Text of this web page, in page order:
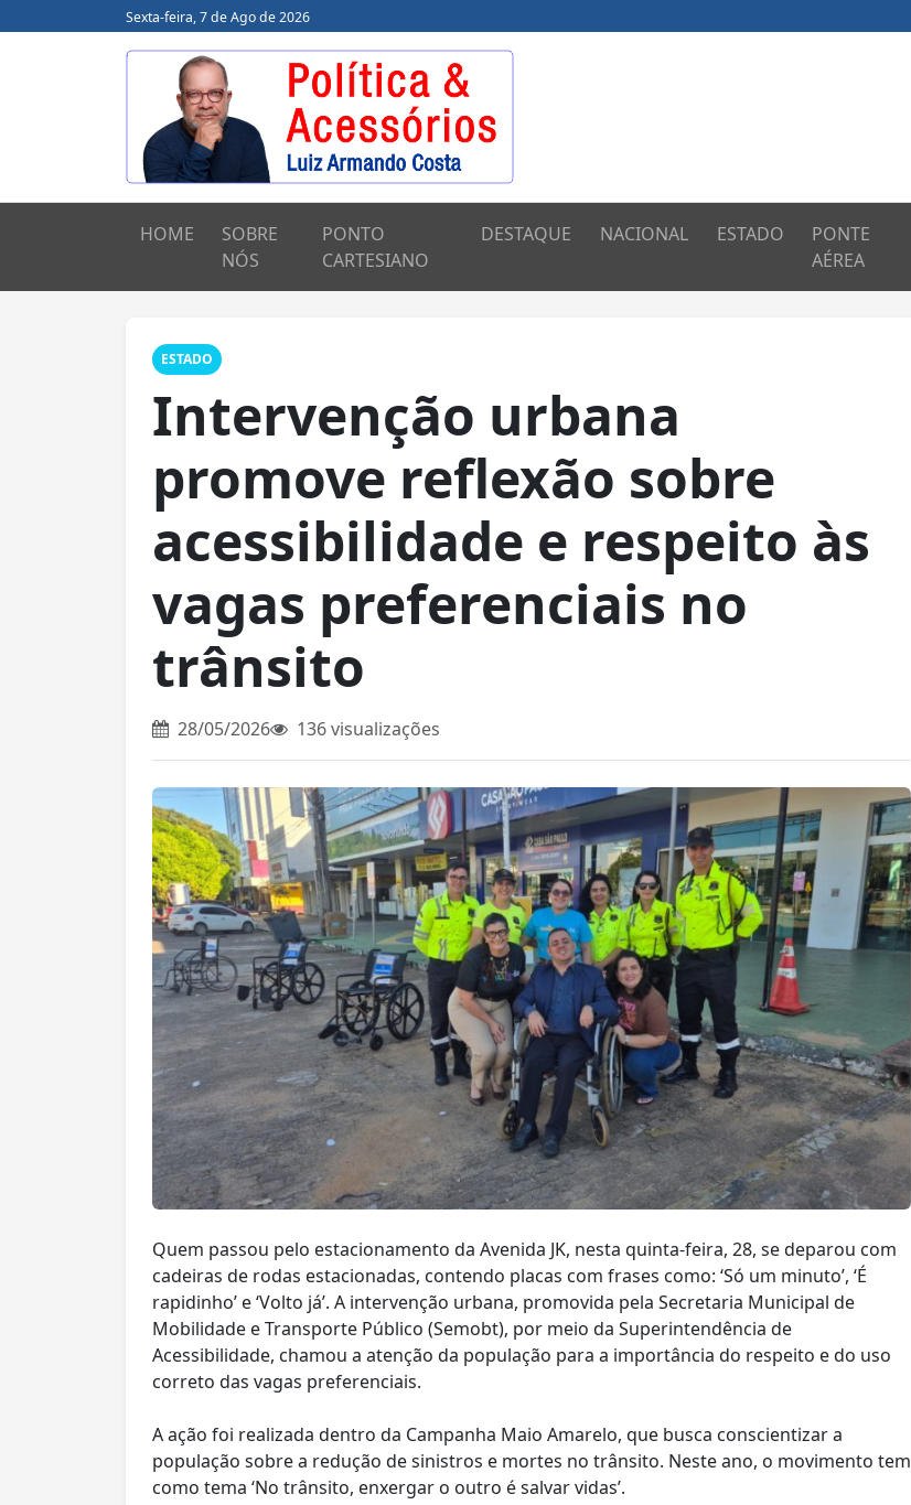
Sexta-feira, 7 de Ago de 2026
HOME
SOBRE
NÓS
PONTO
CARTESIANO
DESTAQUE NACIONAL ESTADO
PONTE
AÉREA
ESTADO
Intervenção urbana
promove reflexão sobre
acessibilidade e respeito às
vagas preferenciais no
trânsito
28/05/2026 136 visualizações
Quem passou pelo estacionamento da Avenida JK, nesta quinta-feira, 28, se deparou com
cadeiras de rodas estacionadas, contendo placas com frases como: ‘Só um minuto’, ‘É
rapidinho’ e ‘Volto já’. A intervenção urbana, promovida pela Secretaria Municipal de
Mobilidade e Transporte Público (Semobt), por meio da Superintendência de
Acessibilidade, chamou a atenção da população para a importância do respeito e do uso
correto das vagas preferenciais.
A ação foi realizada dentro da Campanha Maio Amarelo, que busca conscientizar a
população sobre a redução de sinistros e mortes no trânsito. Neste ano, o movimento tem
como tema ‘No trânsito, enxergar o outro é salvar vidas’.